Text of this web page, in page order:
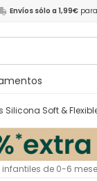
Envíos sólo a 1,99€
Silicona Soft &
de 0-6